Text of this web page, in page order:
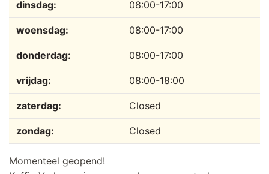
dinsdag: 08:00-17:00
woensdag: 08:00-17:00
donderdag: 08:00-17:00
vrijdag: 08:00-18:00
zaterdag: Closed
zondag: Closed
Momenteel geopend!